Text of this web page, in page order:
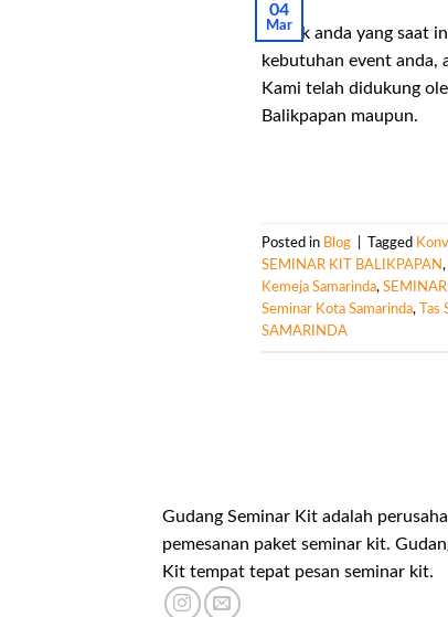
04
Mar
Untuk anda yang saat
kebutuhan event anda,
Kami telah didukung
Balikpapan maupun.
Posted in Blog Tagged
SEMINAR KIT BALIKPAPAN,
Kemeja Samarinda,
Seminar Kota Samarinda,
SAMARINDA
Gudang Seminar Kit adalah
pemesanan paket seminar kit.
Kit tempat tepat pesan seminar kit.